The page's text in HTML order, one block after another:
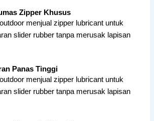
Zipper Khusus
menjual zipper lubricant untuk
slider rubber tanpa merusak lapisan
Panas Tinggi
menjual zipper lubricant untuk
slider rubber tanpa merusak lapisan